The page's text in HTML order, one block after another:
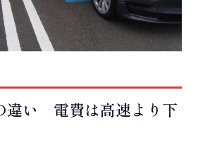
違い 電費は高速より下